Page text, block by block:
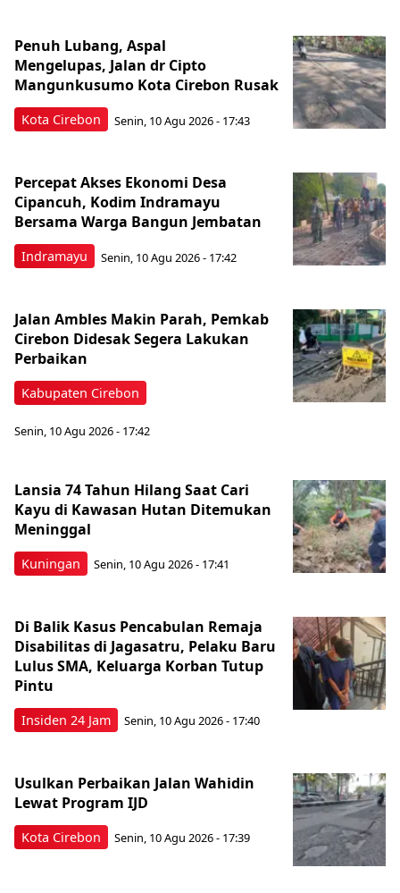
Kota Cirebon
Penuh Lubang, Aspal
Mengelupas, Jalan dr Cipto
Mangunkusumo Kota Cirebon Rusak
Senin, 10 Agu 2026 - 17:43
Indramayu
Percepat Akses Ekonomi Desa
Cipancuh, Kodim Indramayu
Bersama Warga Bangun Jembatan
Senin, 10 Agu 2026 - 17:42
Kabupaten Cirebon
Jalan Ambles Makin Parah, Pemkab
Cirebon Didesak Segera Lakukan
Perbaikan
Senin, 10 Agu 2026 - 17:42
Kuningan
Lansia 74 Tahun Hilang Saat Cari
Kayu di Kawasan Hutan Ditemukan
Meninggal
Senin, 10 Agu 2026 - 17:41
Insiden 24 Jam
Di Balik Kasus Pencabulan Remaja
Disabilitas di Jagasatru, Pelaku Baru
Lulus SMA, Keluarga Korban Tutup
Pintu
Senin, 10 Agu 2026 - 17:40
Kota Cirebon
Usulkan Perbaikan Jalan Wahidin
Lewat Program IJD
Senin, 10 Agu 2026 - 17:39